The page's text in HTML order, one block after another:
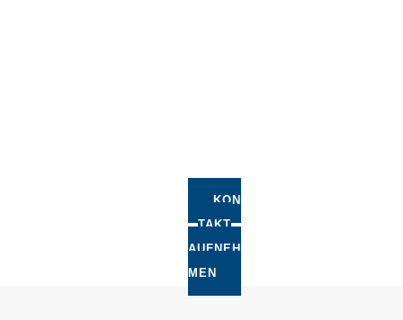
KON
TAKT
AUFNEH
MEN